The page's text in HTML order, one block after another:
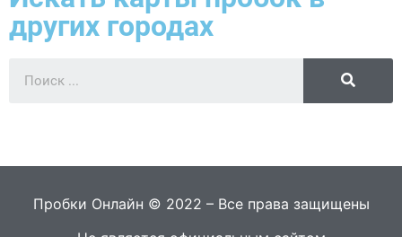
других городах
Пробки Онлайн © 2022 – Все права защищены